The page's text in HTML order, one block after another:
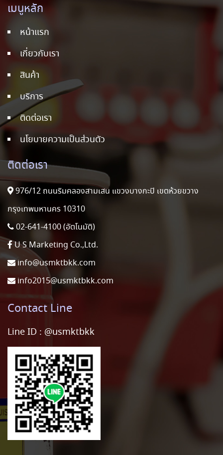
เมนูหลัก
หน้าแรก
เกี่ยวกับเรา
สินค้า
บริการ
ติดต่อเรา
นโยบายความเป็นส่วนตัว
ติดต่อเรา
976/12 ถนนริมคลองสามเสน แขวงบางกะปิ เขตห้วยขวาง
กรุงเทพมหานคร 10310
02-641-4100 (อัตโนมัติ)
U S Marketing Co.,Ltd.
info@usmktbkk.com
info2015@usmktbkk.com
Contact Line
Line ID : @usmktbkk